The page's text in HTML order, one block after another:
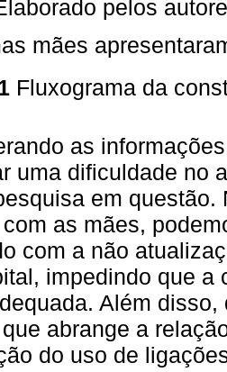
pelos
mães
Fluxograma da
as
uma dificuldade no
em
as mães,
com a não
impedindo que a
Além
abrange a
do uso de